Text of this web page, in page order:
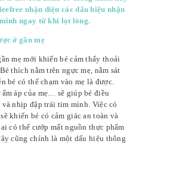
nhận diện các dấu hiệu nhận
ngay từ khi lọt lòng.
ở gần mẹ
mẹ mới khiến bé cảm thấy thoải
thích nằm trên ngực mẹ, nằm sát
bé có thể chạm vào mẹ là được.
ấm áp của mẹ… sẽ giúp bé điều
nhịp đập trái tim mình. Việc có
khiến bé có cảm giác an toàn và
có thể cướp mất nguồn thực phẩm
cũng chính là một dấu hiệu thông